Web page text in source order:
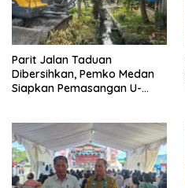
Parit Jalan Taduan
Dibersihkan, Pemko Medan
Siapkan Pemasangan U-